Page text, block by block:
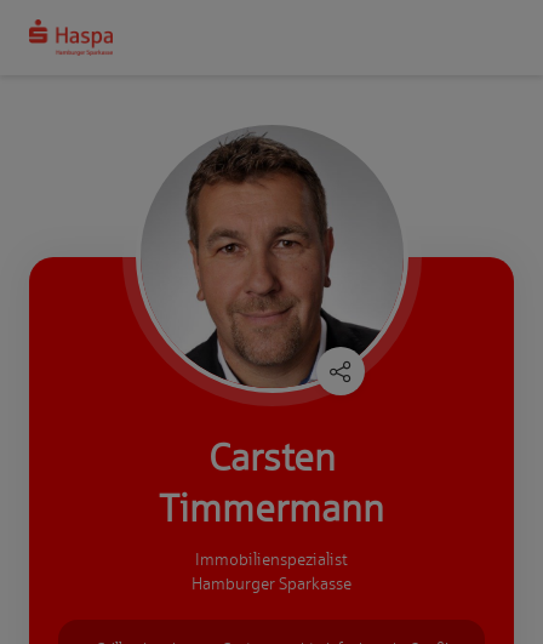
Carsten
Timmermann
Immobilienspezialist
Hamburger Sparkasse